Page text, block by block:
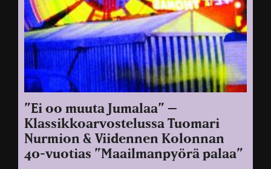
”Ei oo muuta Jumalaa” –
Klassikkoarvostelussa Tuomari
Nurmion & Viidennen Kolonnan
40-vuotias ”Maailmanpyörä palaa”